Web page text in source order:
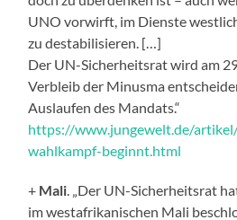
UNO vorwirft, im Dienste
zu destabilisieren. […]
Der UN-Sicherheitsrat wird am
Verbleib der Minusma
Auslaufen des Mandats.“
https://www.jungewelt.de/
wahlkampf-beginnt.html
+ Mali . „Der UN-Sicherheitsrat
im westafrikanischen Mali